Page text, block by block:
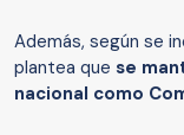
Además, según se
plantea que se
nacional como